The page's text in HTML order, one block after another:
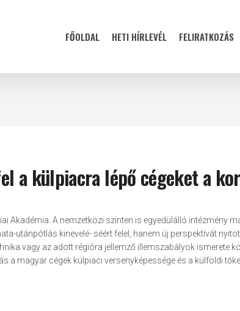
FŐOLDAL HETI HÍRLEVÉL FELIRATKOZÁS
a külpiacra lépő cégeket a
Akadémia. A nemzetközi szinten is egyedülálló intézmény
utánpótlás kinevelé- séért felel, hanem új perspektívát
vagy az adott régióra jellemző illemszabályok ismerete
a magyar cégek külpiaci versenyképessége és a külföldi